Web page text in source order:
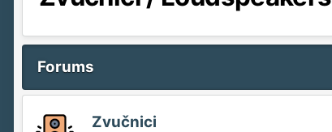
Forums
Zvučnici